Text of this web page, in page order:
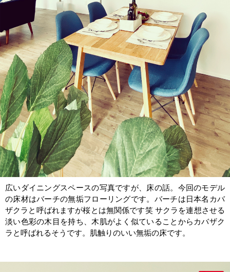
広いダイニングスペースの写真ですが、床の話。今回のモデル
の床材はバーチの無垢フローリングです。バーチは日本名カバ
ザクラと呼ばれますが桜とは無関係です笑 サクラを連想させる
淡い色彩の木目を持ち、木肌がよく似ていることからカバザク
ラと呼ばれるそうです。肌触りのいい無垢の床です。